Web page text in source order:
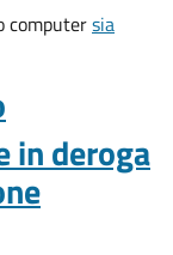
computersia
in deroga